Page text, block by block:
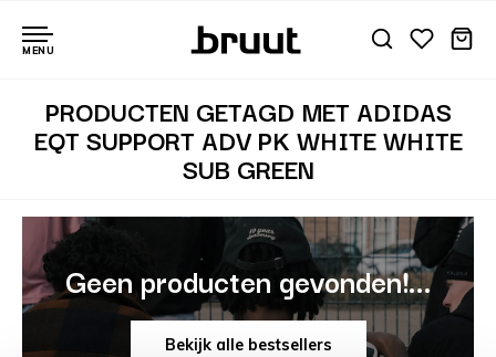
MENU
PRODUCTEN GETAGD MET ADIDAS
EQT SUPPORT ADV PK WHITE WHITE
SUB GREEN
Geen producten gevonden!...
Bekijk alle bestsellers